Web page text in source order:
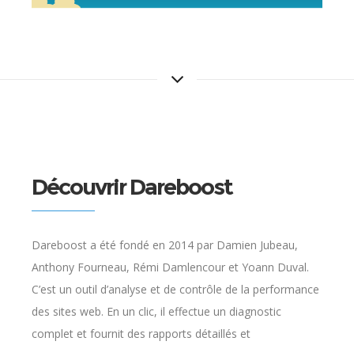
Découvrir Dareboost
Dareboost a été fondé en 2014 par Damien Jubeau,
Anthony Fourneau, Rémi Damlencour et Yoann Duval.
C’est un outil d’analyse et de contrôle de la performance
des sites web. En un clic, il effectue un diagnostic
complet et fournit des rapports détaillés et